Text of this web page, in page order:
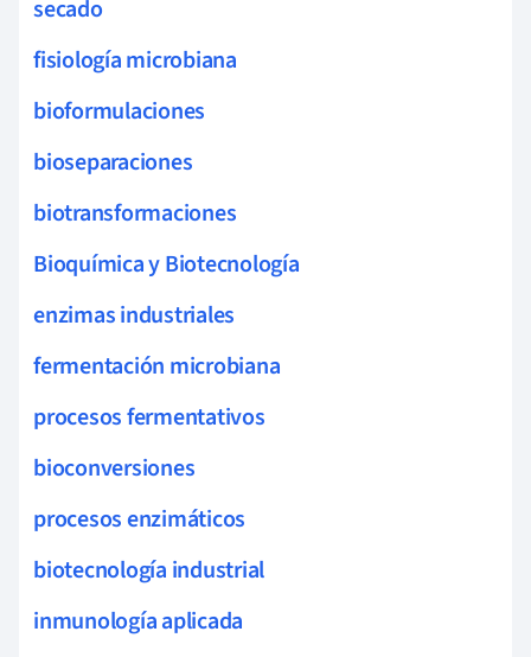
secado
fisiología microbiana
bioformulaciones
bioseparaciones
biotransformaciones
Bioquímica y Biotecnología
enzimas industriales
fermentación microbiana
procesos fermentativos
bioconversiones
procesos enzimáticos
biotecnología industrial
inmunología aplicada